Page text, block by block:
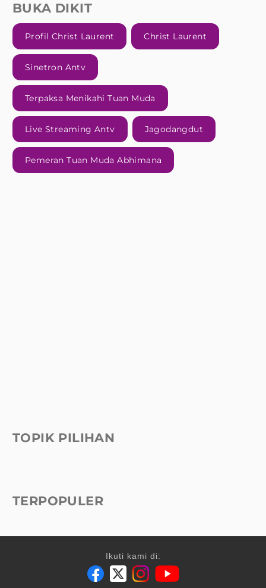
BUKA DIKIT
Profil Christ Laurent Christ Laurent
Sinetron Antv
Terpaksa Menikahi Tuan Muda
Live Streaming Antv Jagodangdut
Pemeran Tuan Muda Abhimana
TOPIK PILIHAN
TERPOPULER
Ikuti kami di: